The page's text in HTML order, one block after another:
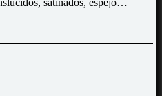
satinados, espejo…